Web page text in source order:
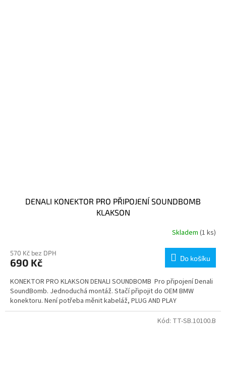
DENALI KONEKTOR PRO PŘIPOJENÍ SOUNDBOMB
KLAKSON
Skladem (1 ks)
570 Kč bez DPH
690 Kč Do košíku
KONEKTOR PRO KLAKSON DENALI SOUNDBOMB Pro připojení Denali
SoundBomb. Jednoduchá montáž. Stačí připojit do OEM BMW
konektoru. Není potřeba měnit kabeláž, PLUG AND PLAY
Kód: TT-SB.10100.B